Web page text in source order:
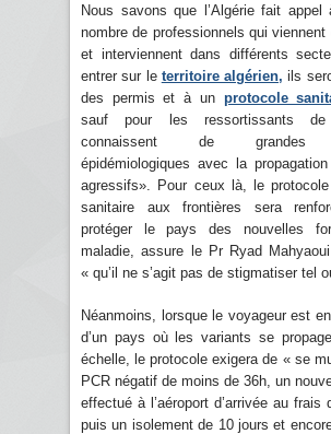
Nous savons que l’Algérie fait appel
nombre de professionnels qui viennent
et interviennent dans différents
entrer sur le territoire algérien, ils
des permis et à un protocole
sauf pour les ressortissants
connaissent de grandes
épidémiologiques avec la
agressifs». Pour ceux là, le
sanitaire aux frontières sera
protéger le pays des nouvelles
maladie, assure le Pr Ryad
« qu’il ne s’agit pas de stigmatiser tel
Néanmoins, lorsque le voyageur est
d’un pays où les variants se
échelle, le protocole exigera de « se
PCR négatif de moins de 36h, un
effectué à l’aéroport d’arrivée au frais
puis un isolement de 10 jours et